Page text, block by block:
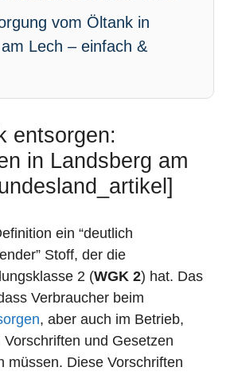
vom Öltank in
Lech – einfach &
entsorgen:
in Landsberg am
ein “deutlich
Stoff, der die
2 (WGK 2) hat. Das
Verbraucher beim
, aber auch im Betrieb,
und Gesetzen
müssen. Diese Vorschriften